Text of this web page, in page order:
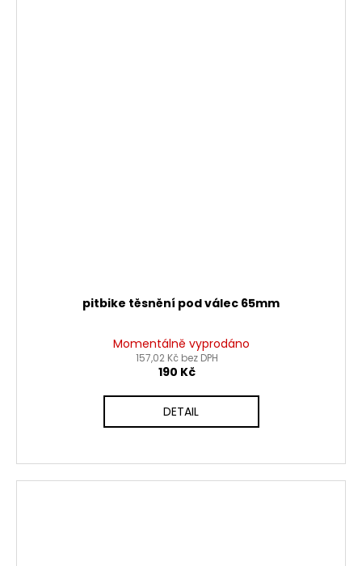
pitbike těsnění pod válec 65mm
Momentálně vyprodáno
157,02 Kč bez DPH
190 Kč
DETAIL